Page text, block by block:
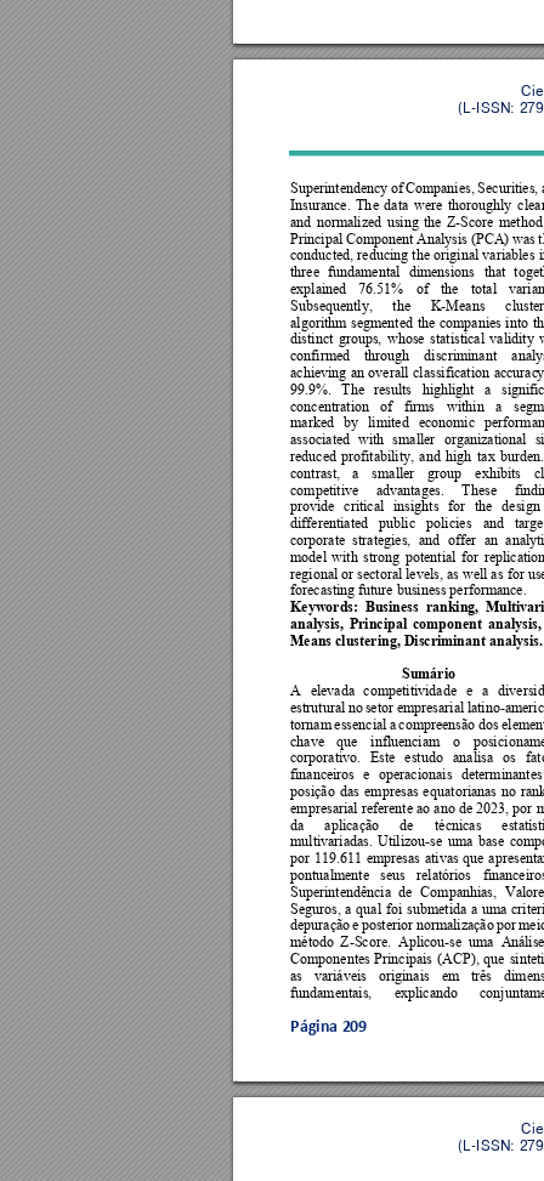
(L-ISSN:
Página 209
Superintendency of Companies, Securities,
Insurance. The data were thoroughly cl
and normalized using the Z-Score
Principal Component Analysis (PCA) was
conducted, reducing the original variables
three fundamental dimensions that
explained
76.51% of the total
Subsequently,
the K-Means
algorithm segmented the companies into
distinct groups, whose statistical validity
confirmed
through discriminant
achieving an overall classification accurac
99.9%.
The results highlight a
concentration of firms within a
marked by limited economic
associated with smaller organizational
reduced profitability, and high tax
contrast,
a smaller group exhibits
competitive
advantages. These
provide critical insights for the design
differentiated public policies and
corporate strategies, and offer an
model with strong potential for
regional or sectoral levels, as well as for
forecasting future business performance.
Keywords: Business ranking,
analysis, Principal component analysis,
Means clustering, Discriminant analysis.
Sumário
A elevada competitividade e a
estrutural no setor empresarial latino-
tornam essencial a compreensão dos
chave
que influenciam o posi
corporativo. Este estudo analisa os
financeiros e operacionais determinant
posição das empresas equatorianas no
empresarial referente ao ano de 2023, por
da
aplicação de técnicas
multivariadas. Utilizou-se uma base
por 119.611 empresas ativas que
pontualmente seus relatórios
Superintendência de Companhias,
Seguros, a qual foi submetida a uma
depuração e posterior normalização por
método Z-Score. Aplicou-se uma Aná
Componentes Principais (ACP), que
as
variáveis originais em três
fundamentais,
explicando
(L-ISSN: